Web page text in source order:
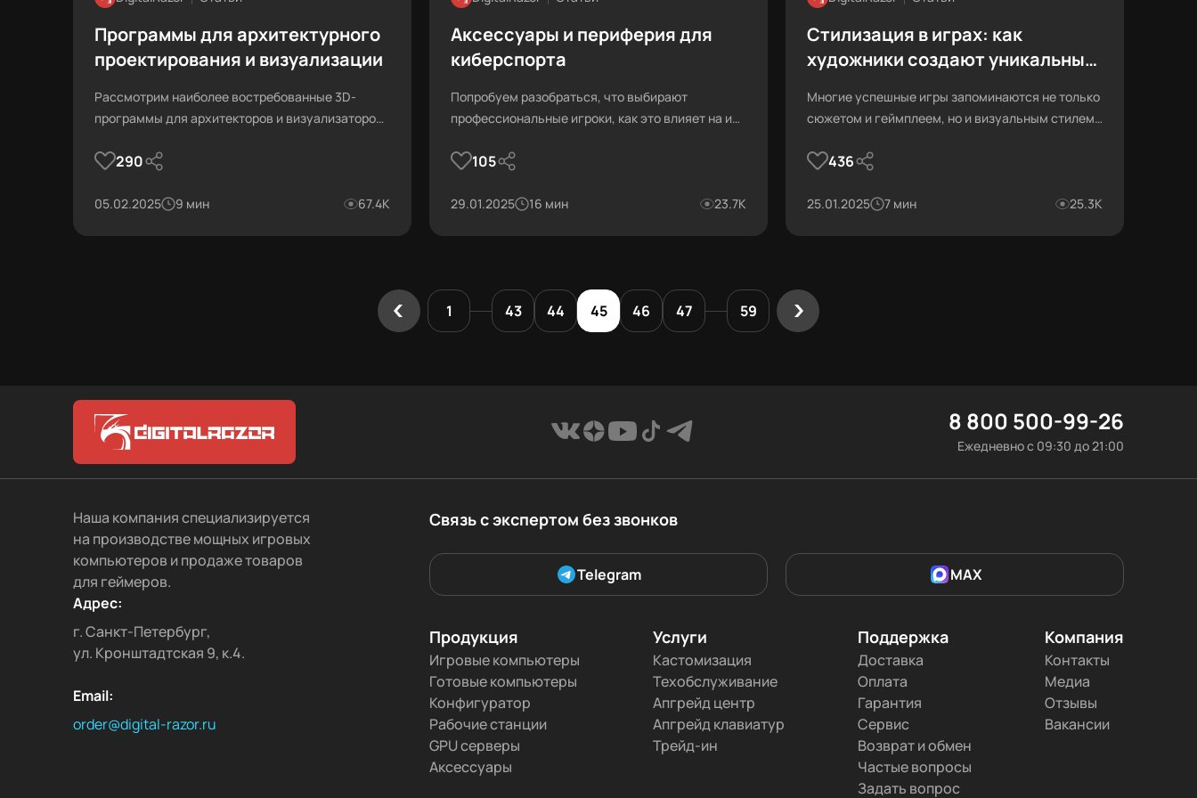
Программы для архитектурного
проектирования и визуализации
Рассмотрим наиболее востребованные 3D-
программы для архитекторов и визуализаторов.
они помогают архитекторам и заказчикам.
290
05.02.2025 9 мин 67.4К
Аксессуары и периферия для
киберспорта
Попробуем разобраться, что выбирают
профессиональные игроки, как это влияет на их
выбор.
105
29.01.2025 16 мин 23.7К
Стилизация в играх: как
художники создают уникальный
Многие успешные игры запоминаются не только
сюжетом и геймплеем, но и визуальным стилем.
визуальной составляющей часто зависит,
высокую конкуренцию на рынке, уникальная
436
25.01.2025 7 мин 25.3К
1 43 44 45 46 47 59
8 800 500-99-26
Ежедневно с 09:30 до 21:00
Наша компания специализируется
на производстве мощных игровых
компьютеров и продаже товаров
для геймеров.
Адрес:
г. Санкт-Петербург,
ул. Кронштадтская 9, к.4.
Email:
order@digital-razor.ru
Связь с экспертом без звонков
Telegram MAX
Продукция
Игровые компьютеры
Готовые компьютеры
Конфигуратор
Рабочие станции
GPU серверы
Аксессуары
Услуги
Кастомизация
Техобслуживание
Апгрейд центр
Апгрейд клавиатур
Трейд-ин
Поддержка
Доставка
Оплата
Гарантия
Сервис
Возврат и обмен
Частые вопросы
Задать вопрос
Компания
Контакты
Медиа
Отзывы
Вакансии